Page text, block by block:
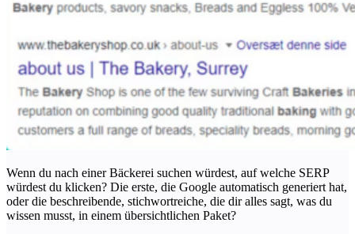
Wenn du nach einer Bäckerei suchen würdest, auf welche SERP
würdest du klicken? Die erste, die Google automatisch generiert hat,
oder die beschreibende, stichwortreiche, die dir alles sagt, was du
wissen musst, in einem übersichtlichen Paket?